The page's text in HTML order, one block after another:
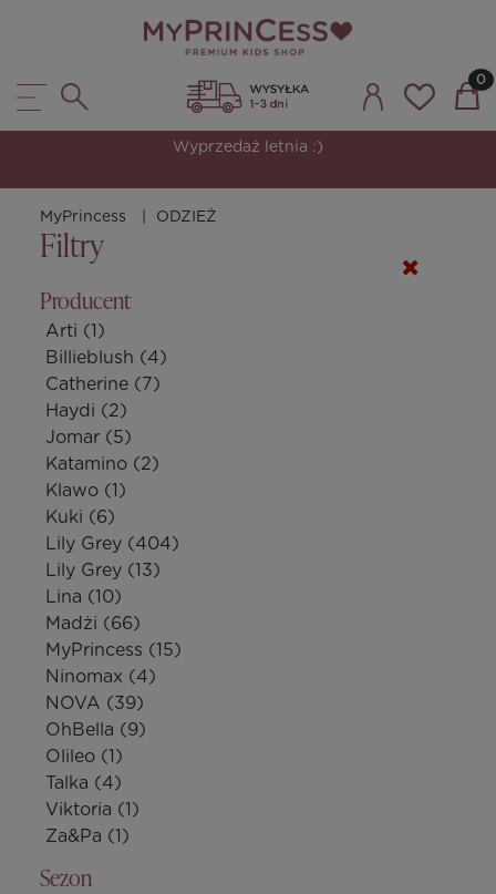
Bestsellerowe modele w świetnych cenach.
MyPrincess ODZIEŻ
Filtry
Producent
Arti (1)
Billieblush (4)
Catherine (7)
Haydi (2)
Jomar (5)
Katamino (2)
Klawo (1)
Kuki (6)
Lily Grey (404)
Lily Grey (13)
Lina (10)
Madżi (66)
MyPrincess (15)
Ninomax (4)
NOVA (39)
OhBella (9)
Olileo (1)
Talka (4)
Viktoria (1)
Za&Pa (1)
Sezon